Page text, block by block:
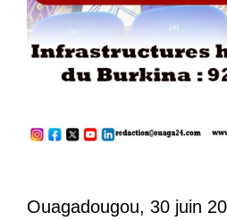
Ouagadougou, 30 juin